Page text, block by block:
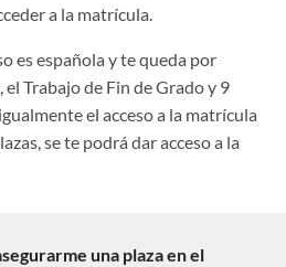
a la matrícula.
es española y te queda por
Trabajo de Fin de Grado y 9
el acceso a la matrícula
se te podrá dar acceso a la
una plaza en el